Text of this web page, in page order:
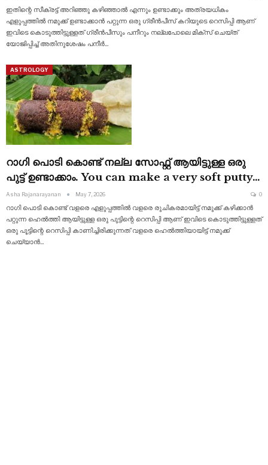
ഇതിന്റെ സീക്രട്ട് അറിഞ്ഞു കഴിഞ്ഞാൽ എന്നും ഉണ്ടാക്കും അത്രയധികം
എളുപ്പത്തിൽ നമുക്ക് ഉണ്ടാക്കാൻ പറ്റുന്ന ഒരു ഗ്രീൻപീസ് കറിയുടെ റെസിപ്പി ആണ്
ഇവിടെ കൊടുത്തിട്ടുള്ളത് ഗ്രീൻപീസും പനീറും നല്ലപോലെ മിക്സ് ചെയ്ത്
യോജിപ്പിച്ച് അതിനുശേഷം പനീർ…
ASTROLOGY
റാഗി പൊടി കൊണ്ട് നല്ല സോഫ്റ്റ് ആയിട്ടുള്ള ഒരു
പുട്ട് ഉണ്ടാക്കാം. You can make a very soft putty…
Asha Rajanarayanan May 7, 2026 0
റാഗി പൊടി കൊണ്ട് വളരെ എളുപ്പത്തിൽ വളരെ രുചികരമായിട്ട് നമുക്ക് കഴിക്കാൻ
പറ്റുന്ന ഹെൽത്തി ആയിട്ടുള്ള ഒരു പുട്ടിന്റെ റെസിപ്പി ആണ് ഇവിടെ കൊടുത്തിട്ടുള്ളത്
ഒരു പൂട്ടിന്റെ റെസിപ്പി കാണിച്ചിരിക്കുന്നത് വളരെ ഹെൽത്തിയായിട്ട് നമുക്ക്
ചെയ്യാൻ…